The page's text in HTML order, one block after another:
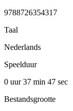
9788726354317
Taal
Nederlands
Speelduur
0 uur 37 min 47 sec
Bestandsgrootte